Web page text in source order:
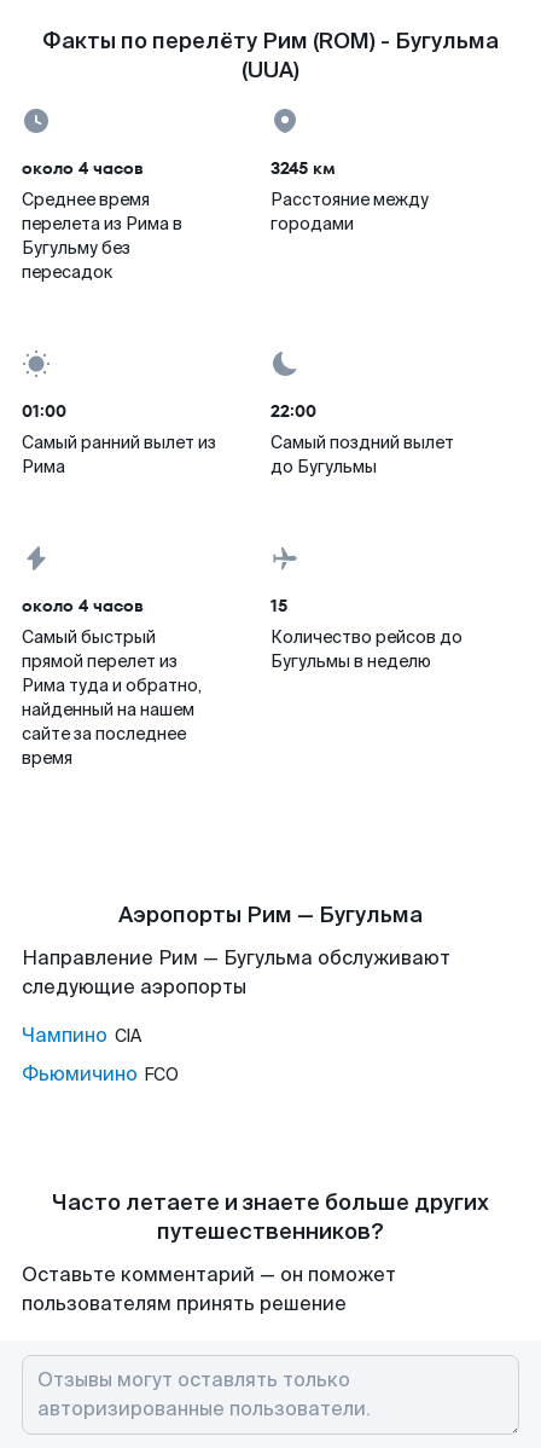
Факты по перелёту Рим (ROM) - Бугульма
(UUA)
около 4 часов
Среднее время
перелета из Рима в
Бугульму без
пересадок
3245 км
Расстояние между
городами
01:00
Самый ранний вылет из
Рима
22:00
Самый поздний вылет
до Бугульмы
около 4 часов
Самый быстрый
прямой перелет из
Рима туда и обратно,
найденный на нашем
сайте за последнее
время
15
Количество рейсов до
Бугульмы в неделю
Аэропорты Рим — Бугульма
Направление Рим — Бугульма обслуживают
следующие аэропорты
Чампино CIA
Фьюмичино FCO
Часто летаете и знаете больше других
путешественников?
Оставьте комментарий — он поможет
пользователям принять решение